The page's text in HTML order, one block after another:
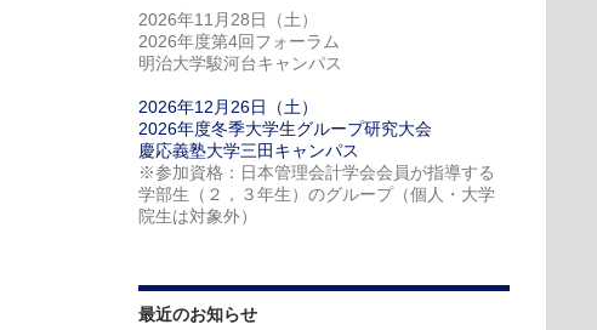
2026年11月28日（土）
2026年度第4回フォーラム
明治大学駿河台キャンパス
2026年12月26日（土）
2026年度冬季大学生グループ研究大会
慶応義塾大学三田キャンパス
※参加資格：日本管理会計学会会員が指導する
学部生（２，３年生）のグループ（個人・大学
院生は対象外）
最近のお知らせ